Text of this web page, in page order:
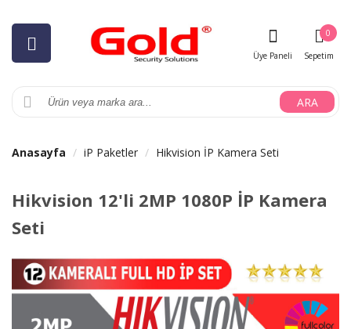
ARA
Üye Paneli Sepetim
0
Anasayfa iP Paketler Hikvision İP Kamera Seti
Hikvision 12'li 2MP 1080P İP Kamera
Seti